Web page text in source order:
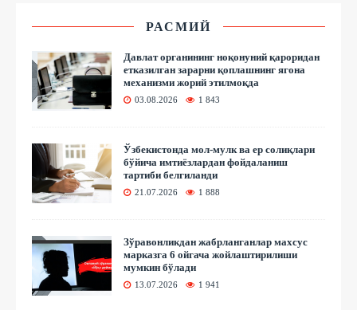
РАСМИЙ
Давлат органининг ноқонуний қароридан
етказилган зарарни қоплашнинг ягона
механизми жорий этилмоқда
03.08.2026 1 843
Ўзбекистонда мол-мулк ва ер солиқлари
бўйича имтиёзлардан фойдаланиш
тартиби белгиланди
21.07.2026 1 888
Зўравонликдан жабрланганлар махсус
марказга 6 ойгача жойлаштирилиши
мумкин бўлади
13.07.2026 1 941